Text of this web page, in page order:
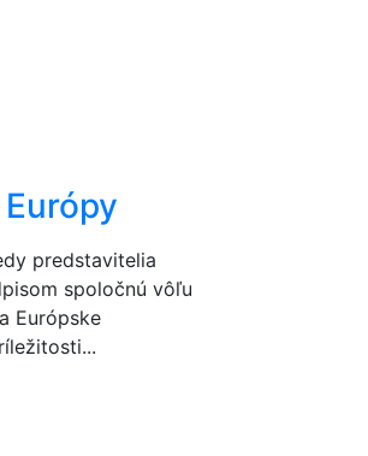
predstavitelia
spoločnú vôľu
Európske